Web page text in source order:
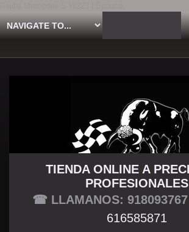
TU TIENDA
TIENDA ONLINE A
PROFESIONALES
☎ LLAMANOS: 918093767
616585871